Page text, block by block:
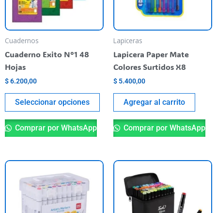
Cuadernos
Cuaderno Exito N°1 48
Hojas
$6.200,00
Seleccionar opciones
may
chosen
Comprar por WhatsApp
Lapiceras
Lapicera Paper Mate
Colores Surtidos X8
$ 5.400,00
Agregar al carrito
Comprar por WhatsApp